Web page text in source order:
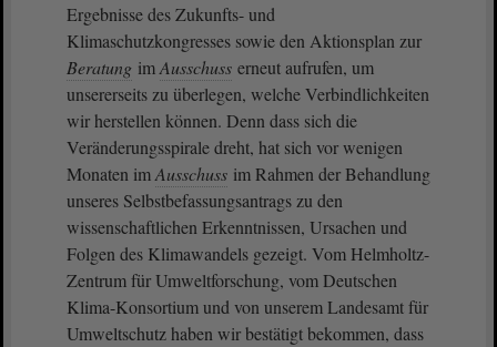
Ergebnisse des Zukunfts- und
Klimaschutzkongresses sowie den Aktionsplan zur
Beratung imAusschuss erneut aufrufen, um
unsererseits zu überlegen, welche Verbindlichkeiten
wir herstellen können. Denn dass sich die
Veränderungsspirale dreht, hat sich vor wenigen
Monaten imAusschuss im Rahmen der Behandlung
unseres Selbstbefassungsantrags zu den
wissenschaftlichen Erkenntnissen, Ursachen und
Folgen des Klimawandels gezeigt. Vom Helmholtz-
Zentrum für Umweltforschung, vom Deutschen
Klima-Konsortium und von unserem Landesamt für
Umweltschutz haben wir bestätigt bekommen, dass